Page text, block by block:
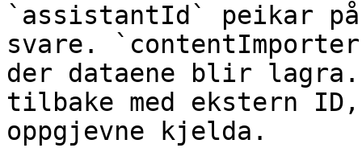
`assistantId` peikar
svare.
der dataene blir
tilbake med ekstern
oppgjevne kjelda.